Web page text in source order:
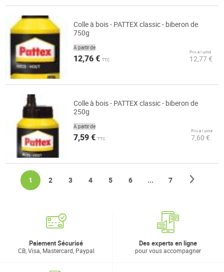
Colle à bois - PATTEX classic - biberon de
750g
À partir de
12,76 € TTC
Prix à l’unité
12,77 €
Colle à bois - PATTEX classic - biberon de
250g
À partir de
7,59 € TTC
Prix à l’unité
7,60 €
You're currently reading page
1 Page
2 Page
3 Page
4 Page
5 Page
6 ... Page
7
Paiement Sécurisé
CB, Visa, Mastercard, Paypal
Des experts en ligne
pour vous accompagner